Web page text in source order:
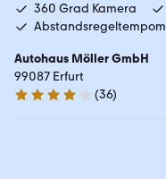
360 Grad Kamera
Autohaus Möller GmbH
99087 Erfurt
4.1 Sterne
(36)